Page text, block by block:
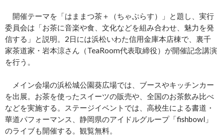
開催テーマを「はままつ茶＋（ちゃぷらす）」と題し、実行
委員会は「お茶に音楽や食、文化などを組み合わせ、魅力を発
信する」と説明。2日には浜松いわた信用金庫本店棟で、裏千
家茶道家・岩本涼さん（TeaRoom代表取締役）が開催記念講演
を行う。
メイン会場の浜松城公園葵広場では、ブースやキッチンカー
を出展。お茶を使ったスイーツの販売や、全国のお茶飲み比べ
などを実施する。ステージイベントでは、高校生による書道・
華道パフォーマンス、静岡県のアイドルグループ「fishbowl」
のライブも開催する。観覧無料。